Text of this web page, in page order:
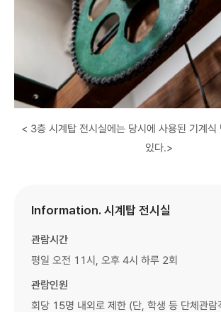
< 3층 시계탑 전시실에는 당시에 사용된 기계식
있다.>
Information. 시계탑 전시실
관람시간
평일 오전 11시, 오후 4시 하루 2회
관람인원
회당 15명 내외로 제한 (단, 학생 등 단체관람